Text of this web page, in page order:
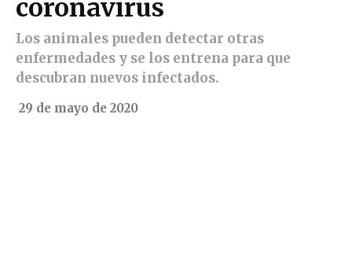
coronavirus
Los animales pueden detectar otras
enfermedades y se los entrena para que
descubran nuevos infectados.
29 de mayo de 2020